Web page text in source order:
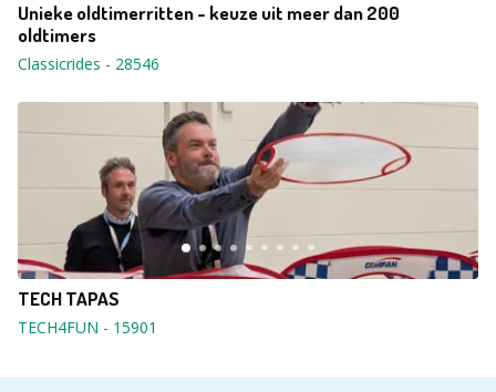
Unieke oldtimerritten - keuze uit meer dan 200
oldtimers
Classicrides - 28546
TECH TAPAS
TECH4FUN - 15901